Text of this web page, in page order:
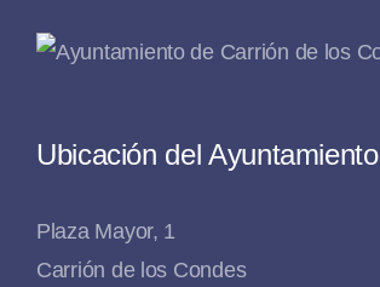
Ubicación del Ayuntamiento
Plaza Mayor, 1
Carrión de los Condes